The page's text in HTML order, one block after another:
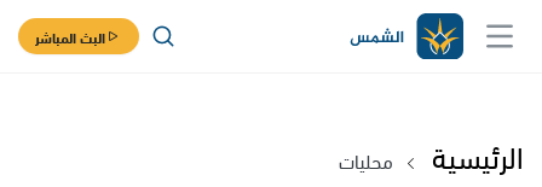
البث المباشر
الرئيسية محليات